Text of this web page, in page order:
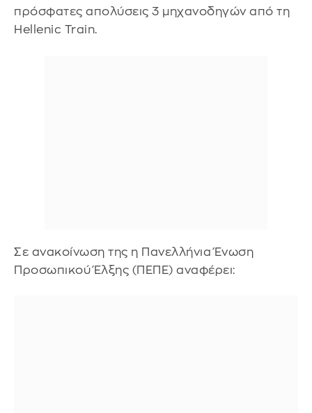
πρόσφατες απολύσεις 3 μηχανοδηγών από τη
Hellenic Train.
Σε ανακοίνωση της η Πανελλήνια Ένωση
Προσωπικού Έλξης (ΠΕΠΕ) αναφέρει: